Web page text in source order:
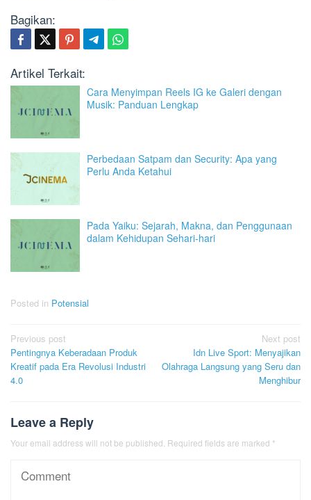
Bagikan:
Artikel Terkait:
Cara Menyimpan Reels IG ke Galeri dengan
Musik: Panduan Lengkap
Perbedaan Satpam dan Security: Apa yang
Perlu Anda Ketahui
Pada Yaiku: Sejarah, Makna, dan Penggunaan
dalam Kehidupan Sehari-hari
Posted in Potensial
Post
navigation
Previous post
Pentingnya Keberadaan Produk
Kreatif pada Era Revolusi Industri
4.0
Next post
Idn Live Sport: Menyajikan
Olahraga Langsung yang Seru dan
Menghibur
Leave a Reply
Your email address will not be published. Required fields are marked *